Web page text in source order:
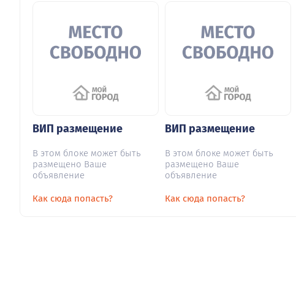
ВИП размещение
В этом блоке может быть
размещено Ваше
объявление
Как сюда попасть?
ВИП размещение
В этом блоке может быть
размещено Ваше
объявление
Как сюда попасть?